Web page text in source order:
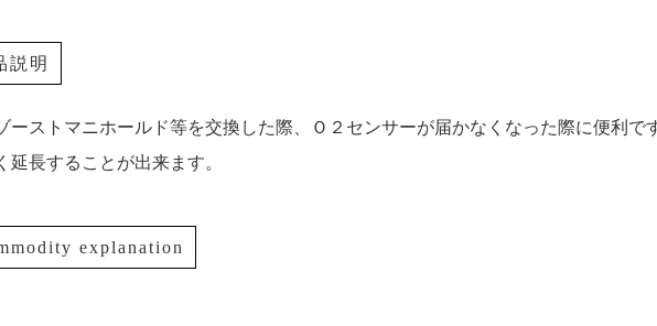
説明
ーストマニホールド等を交換した際、Ｏ２センサーが届かなくなった際に便利で
延長することが出来ます。
explanation